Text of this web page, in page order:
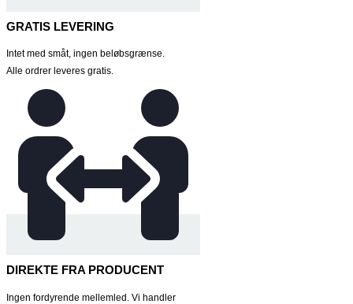
GRATIS LEVERING
Intet med småt, ingen beløbsgrænse.
Alle ordrer leveres gratis.
DIREKTE FRA PRODUCENT
Ingen fordyrende mellemled. Vi handler